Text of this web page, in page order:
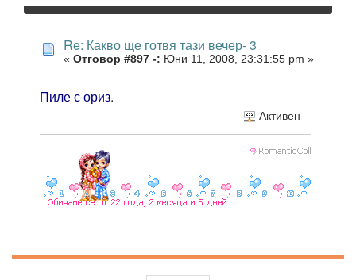
Re: Какво ще готвя тази вечер- 3
« Отговор #897 -: Юни 11, 2008, 23:31:55 pm »
Пиле с ориз.
Активен